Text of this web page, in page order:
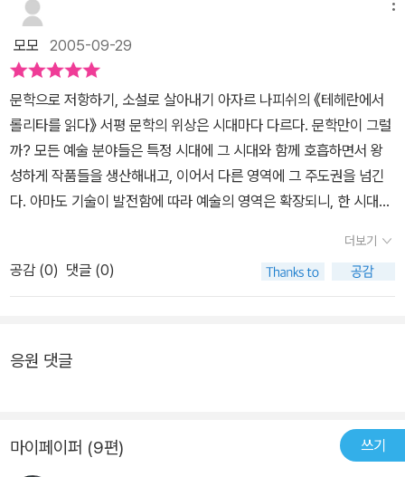
사회가 있었다는 이야기만 전해들었을 것이다. 할 말은 그토록 많은
데 그런 말을 하도록 허용되지 않는 상황, 그 상황에 지친 이 지식인은
이란을 떠난다. 그리고 이 책은 이란을 떠나기 전에 그녀가 마지막으
로 학교를 떠나 몇 명의 아가씨들과 함께 읽었던 책들에 대해서 이야
기한다. 롤리타의 나보코프, 위대한 개츠비, 헨리 제임스, 그리고 제인
오스틴에 대하여. 이란은 이 책에 따르면 1921년 쿠데타로 팔라비 왕
조가 수립되었고 1935년에 국호를 페르시아에서 이란으로 바꾸었
다. 1941년에 마지막 왕(샤)무하마드 팔라비 국왕이 즉위하였다. 그
대화를 추진하던 국왕 반대운동을 전개하였다. 1979년 일 월 결국
팔라비 국왕이 국외로 추방되었고 같은 해 십일 우러에 '반미의 화
신'이던 호메이니 옹은 수도 테헤란의 미국 대사관을 점거하여 오십
그 후 10년간 신정(神政)통치를 하여 이란을 근본주의 이슬람 공화
가차없이 구금, 체포, 투옥, 처벌되었다. 대학은 폐쇄되고 여성은 베일
로 얼굴을 가리게 했으며, 반혁명적이며 퇴폐적이라는 이유로 서양문
녀의 거실 한 복판에 있게 한다.책 속의 토론, 작품 재판 한번쯤 시도
이 쏟아질지 궁금하다
임을 시작한다. 정부에 의해 금서로 지정된 서구소설을 읽고 토론하
는 비밀 독서모임이었다. 서로 다른 배경을 가졌지만 문학에 대한 열
정을 공유하는 여성들은 작품에 대해 이야기하며 소설 속 내용과 스
스로의 삶을, 이란의 세태를 연결 짓는다.​혁명 이후 이란에서는 수많
은 사람들이 구금되고 처형되었다. 여성들은 복식의 자유가 제한되
고, 사소하고 일상적인 행동 하나하나에 제약이 걸렸다. 문학을 포함
한 서구적인 문화들은 퇴폐적이라는 이유로 검열 당했다. 대학은 강
의를 휴강하거나 폐쇄되었다. 독서모임의 여성들은 《롤리타》를 읽으
날조하려 드는 권력을 고발한다. 저자는 풍전등화의 대학에서 《위대
한 개츠비》를 강의하며 개츠비가 영광스러웠던 과거를 현재에 재현
하려 하는 노력의 무용함을 이슬람 신정국가의 부활을 꿈꾸는 작금의
에서 짚어낸다는 점에서 그 자체로 민주적인 속성을 지닌다. 일원적
나피시와 이란의 젊은 여성들은 탄압 속에서도 끊임없이 금서를 읽으
며 토론하며 자유에의 갈망을 되새기고 저항의 동력을 얻는다. 나피
에서 기대했던 것과는 많이 달랐다.
모모 2005-09-29
문학으로 저항하기, 소설로 살아내기 아자르 나피쉬의 《테헤란에서
롤리타를 읽다》 서평 문학의 위상은 시대마다 다르다. 문학만이 그럴
까? 모든 예술 분야들은 특정 시대에 그 시대와 함께 호흡하면서 왕
성하게 작품들을 생산해내고, 이어서 다른 영역에 그 주도권을 넘긴
다. 아마도 기술이 발전함에 따라 예술의 영역은 확장되니, 한 시대와
의 경우, 문학은 영상 분야에 비해 날카롭게 현실을 조망하거나 새로
운 상상력을 발휘하는 데 뒤쳐진다는 인상을 준다. 그렇다고 해서 ‘문
학이 무슨 소용이 있는가?’라는 자조적인 질문 속에 갇힐 필요는 없
을 테니. 영문학을 전공한 이란의 여성교수 아자르 나피쉬가 쓴 《금지
격동의 이란 정치사와 함께 살아온 사람이다. 이란은 20세기 초반부
터 서구적 근대화를 추진하는 왕조와 이를 반대하는 민족주의 세력
더보기
공감 (0) 댓글 (0)
응원 댓글
마이페이퍼 (9편) 쓰기